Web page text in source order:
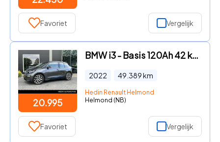
Favoriet Vergelijk
20.995
BMW i3 - Basis 120Ah 42 kWh | Stoelverwarming | Clima
2022 49.389km
Hedin Renault Helmond
Helmond (NB)
Favoriet Vergelijk